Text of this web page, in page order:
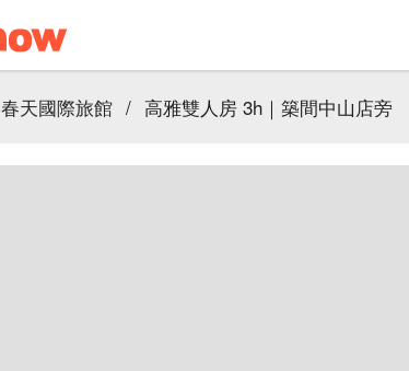
春天國際旅館 / 高雅雙人房 3h｜築間中山店旁